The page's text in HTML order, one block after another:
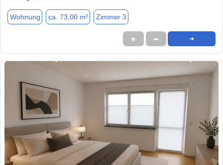
Wohnung ca. 73,00 m² Zimmer 3
★ ➦ ➜